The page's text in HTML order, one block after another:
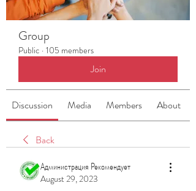
Group
Public · 105 members
Join
Discussion Media Members About
Back
Администрация Рекомендует
August 29, 2023